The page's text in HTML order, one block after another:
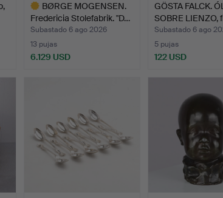
BØRGE MOGENSEN.
Fredericia Stolefabrik. "D…
Subastado 6 ago 2026
13 pujas
6.129 USD
GÖSTA FALCK.
SOBRE LIENZO,
Subastado 6 ago
5 pujas
122 USD